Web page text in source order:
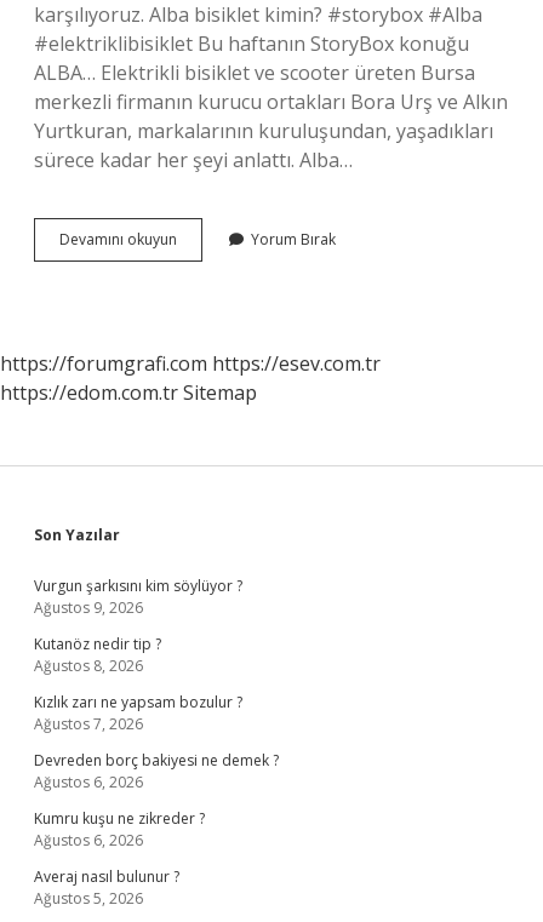
karşılıyoruz. Alba bisiklet kimin? #storybox #Alba
#elektriklibisiklet Bu haftanın StoryBox konuğu
ALBA… Elektrikli bisiklet ve scooter üreten Bursa
merkezli firmanın kurucu ortakları Bora Urş ve Alkın
Yurtkuran, markalarının kuruluşundan, yaşadıkları
sürece kadar her şeyi anlattı. Alba…
Devamını okuyun
Sahibi
Yorum Bırak
https://forumgrafi.com https://esev.com.tr
https://edom.com.trSitemap
Sidebar
Son Yazılar
Vurgun şarkısını kim söylüyor ?
Ağustos 9, 2026
Kutanöz nedir tip ?
Ağustos 8, 2026
Kızlık zarı ne yapsam bozulur ?
Ağustos 7, 2026
Devreden borç bakiyesi ne demek ?
Ağustos 6, 2026
Kumru kuşu ne zikreder ?
Ağustos 6, 2026
Averaj nasıl bulunur ?
Ağustos 5, 2026